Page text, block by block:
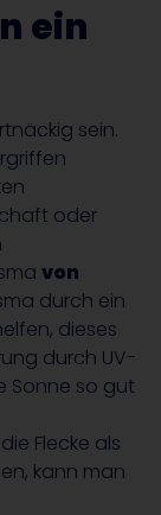
ein
sein.
oder
von
durch ein
dieses
durch UV-
Sonne so gut
Flecke als
kann man